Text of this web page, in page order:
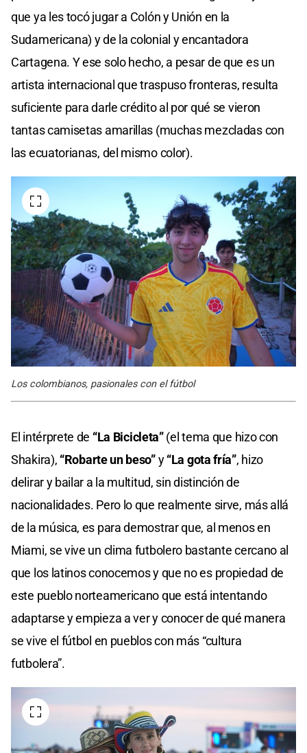
que ya les tocó jugar a Colón y Unión en la
Sudamericana) y de la colonial y encantadora
Cartagena. Y ese solo hecho, a pesar de que es un
artista internacional que traspuso fronteras, resulta
suficiente para darle crédito al por qué se vieron
tantas camisetas amarillas (muchas mezcladas con
las ecuatorianas, del mismo color).
Los colombianos, pasionales con el fútbol
El intérprete de “La Bicicleta”(el tema que hizo con
Shakira), “Robarte un beso”y“La gota fría”, hizo
delirar y bailar a la multitud, sin distinción de
nacionalidades. Pero lo que realmente sirve, más allá
de la música, es para demostrar que, al menos en
Miami, se vive un clima futbolero bastante cercano al
que los latinos conocemos y que no es propiedad de
este pueblo norteamericano que está intentando
adaptarse y empieza a ver y conocer de qué manera
se vive el fútbol en pueblos con más “cultura
futbolera”.